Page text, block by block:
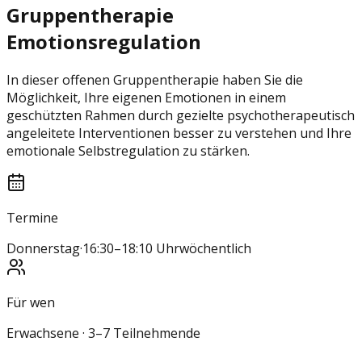
Gruppentherapie
Emotionsregulation
In dieser offenen Gruppentherapie haben Sie die
Möglichkeit, Ihre eigenen Emotionen in einem
geschützten Rahmen durch gezielte psychotherapeutisch
angeleitete Interventionen besser zu verstehen und Ihre
emotionale Selbstregulation zu stärken.
Termine
Donnerstag·16:30–18:10 Uhrwöchentlich
Für wen
Erwachsene · 3–7 Teilnehmende